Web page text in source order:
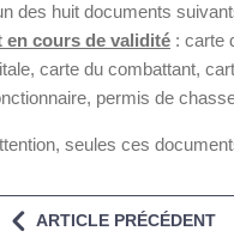
des huit documents
en cours de validité : carte
carte du combattant,
permis de
seules ces
ARTICLE PRÉCÉDENT